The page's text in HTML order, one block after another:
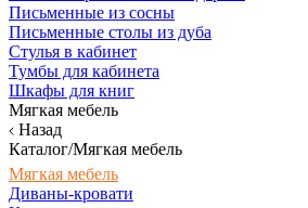
Письменные из сосны
Письменные столы из дуба
Стулья в кабинет
Тумбы для кабинета
Шкафы для книг
Мягкая мебель
Назад
Каталог/Мягкая мебель
Мягкая мебель
Диваны-кровати